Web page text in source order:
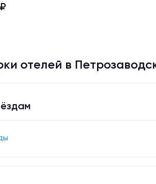
₽
отелей в